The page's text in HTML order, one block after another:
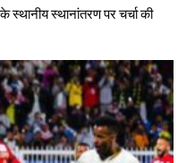
स्थानांतरण पर चर्चा की